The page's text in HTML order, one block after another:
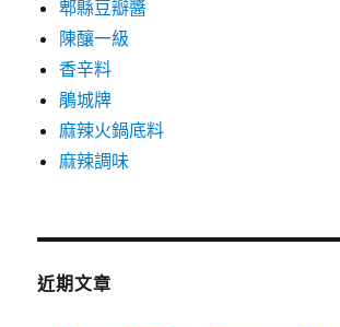
郫縣豆瓣醬
陳釀一級
香辛料
鵑城牌
麻辣火鍋底料
麻辣調味
近期文章